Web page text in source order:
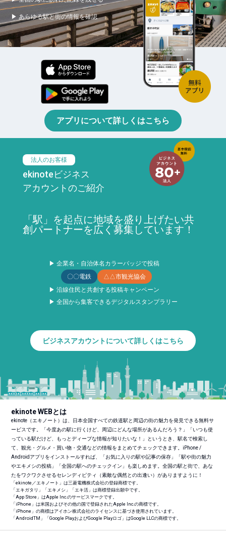
▶ あらゆる駅と街の情報を確認
アプリについて詳しくはこちら
法人のお客様
ekinoteビジネス
アカウントのご紹介
「駅」を起点に地域を盛り上げたい共
創パートナーを広く募集しています！
▶ 企業名・自治体名カラーバッジで投稿
〇〇電鉄
△△市観光協会
▶ 沿線住民と共創する投稿キャンペーン
▶ 全国から集客できるデジタルスタンプラリー
ビジネスアカウントについて詳しくはこちら
ekinote WEBとは
ekinote（エキノート）は、日本全国すべての鉄道駅と周辺の街の魅力を発見できる無料サ
ービスです。「今度あの駅に行くけど、周辺にどんな場所があるんだろう？」「いつも使
っている駅だけど、もっとディープな情報が知りたいな！」というとき、駅名で検索し
て、観光・グルメ・買い物・交通などの情報をまとめてチェックできます。iPhone /
Androidアプリをインストールすれば、「お気に入りの駅や記事の保存」「駅や街の魅力
やエキメシの投稿」「全国の駅へのチェックイン」も楽しめます。全国の駅と街で、あな
たをワクワクさせるセレンディピティ（素敵な偶然との出逢い）がありますように！
「ekinote／エキノート」は三菱電機株式会社の登録商標です。
「エキガタリ」「エキメシ」「エキ活」は商標登録出願中です。
「App Store」はApple Inc.のサービスマークです。
「iPhone」は米国およびその他の国で登録されたApple Inc.の商標です。
「iPhone」の商標はアイホン株式会社のライセンスに基づき使用されています。
「AndroidTM 」「Google PlayおよびGoogle Playロゴ」はGoogle LLCの商標です。